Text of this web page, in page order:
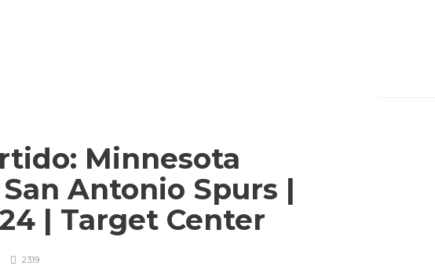
Minnesota
Antonio Spurs |
| Target Center
2319